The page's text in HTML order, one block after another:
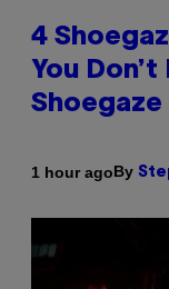
4
You
Shoegaze
1 hour agoBy